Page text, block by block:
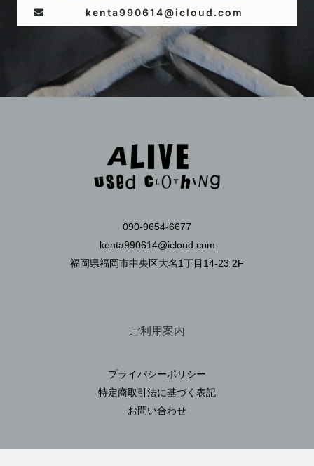
kenta990614@icloud.com
090-9654-6677
kenta990614@icloud.com
福岡県福岡市中央区大名1丁目14-23 2F
ご利用案内
プライバシーポリシー
特定商取引法に基づく表記
お問い合わせ